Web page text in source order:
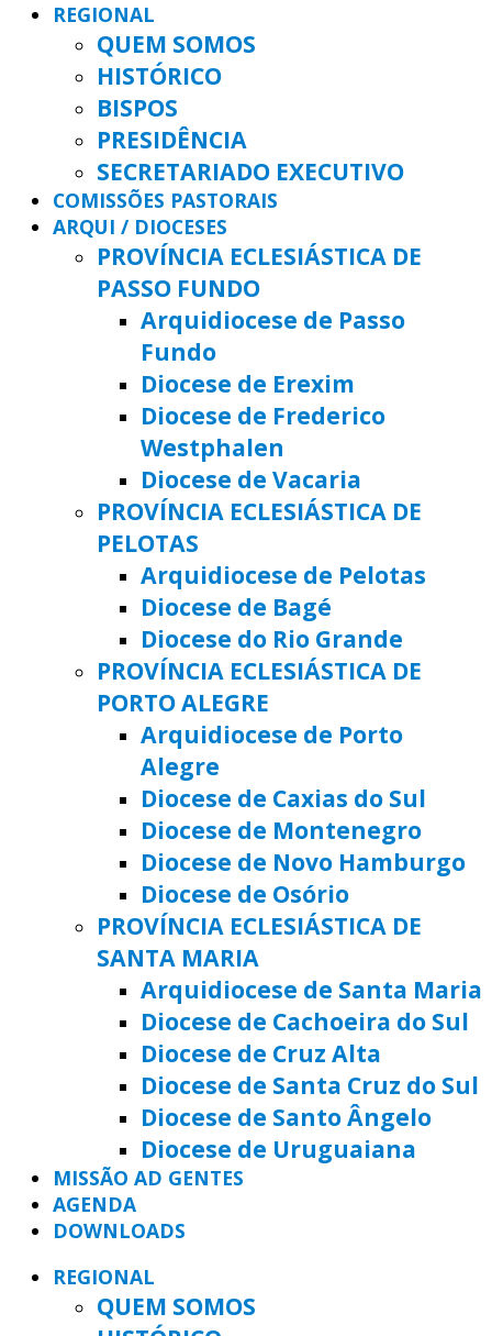
REGIONAL
QUEM SOMOS
HISTÓRICO
BISPOS
PRESIDÊNCIA
SECRETARIADO EXECUTIVO
COMISSÕES PASTORAIS
ARQUI / DIOCESES
PROVÍNCIA ECLESIÁSTICA DE
PASSO FUNDO
Arquidiocese de Passo
Fundo
Diocese de Erexim
Diocese de Frederico
Westphalen
Diocese de Vacaria
PROVÍNCIA ECLESIÁSTICA DE
PELOTAS
Arquidiocese de Pelotas
Diocese de Bagé
Diocese do Rio Grande
PROVÍNCIA ECLESIÁSTICA DE
PORTO ALEGRE
Arquidiocese de Porto
Alegre
Diocese de Caxias do Sul
Diocese de Montenegro
Diocese de Novo Hamburgo
Diocese de Osório
PROVÍNCIA ECLESIÁSTICA DE
SANTA MARIA
Arquidiocese de Santa Maria
Diocese de Cachoeira do Sul
Diocese de Cruz Alta
Diocese de Santa Cruz do Sul
Diocese de Santo Ângelo
Diocese de Uruguaiana
MISSÃO AD GENTES
AGENDA
DOWNLOADS
REGIONAL
QUEM SOMOS